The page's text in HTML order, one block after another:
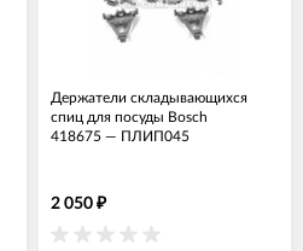
Держатели складывающихся
спиц для посуды Bosch
418675 — ПЛИП045
2 050 ₽